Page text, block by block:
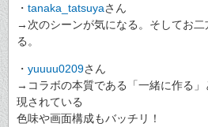
・ tanaka_tatsuyaさん
→次のシーンが気になる。そしてお
る。
・ yuuuu0209さん
→コラボの本質である「一緒に作る
現されている
色味や画面構成もバッチリ！